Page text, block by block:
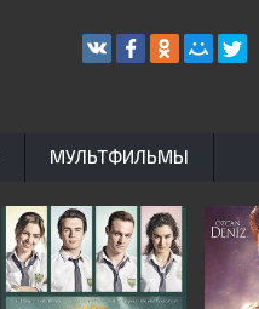
МУЛЬТФИЛЬМЫ